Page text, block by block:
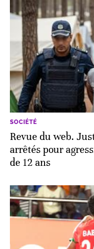
SOCIÉTÉ
Revue du web.
arrêtés pour
de 12 ans